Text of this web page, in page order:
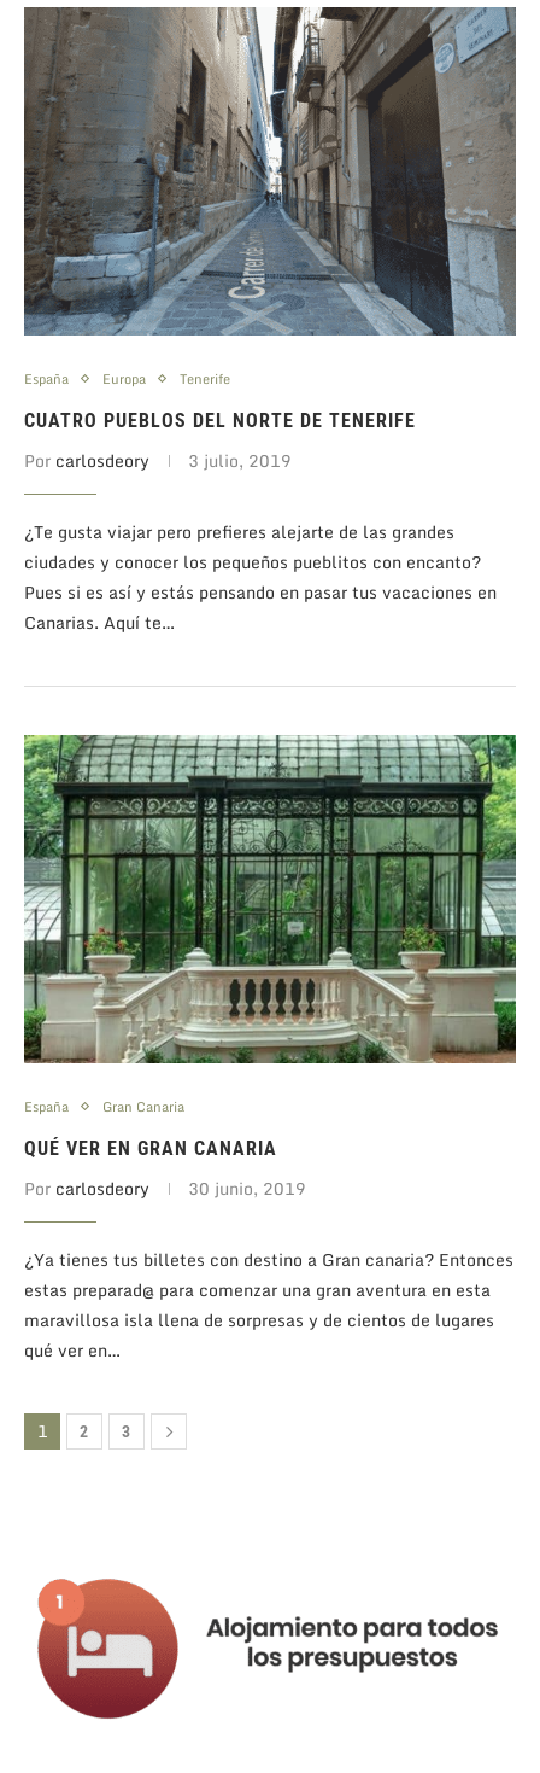
España Europa Tenerife
CUATRO PUEBLOS DEL NORTE DE TENERIFE
Por carlosdeory 3 julio, 2019
¿Te gusta viajar pero prefieres alejarte de las grandes
ciudades y conocer los pequeños pueblitos con encanto?
Pues si es así y estás pensando en pasar tus vacaciones en
Canarias. Aquí te…
España Gran Canaria
QUÉ VER EN GRAN CANARIA
Por carlosdeory 30 junio, 2019
¿Ya tienes tus billetes con destino a Gran canaria? Entonces
estas preparad@ para comenzar una gran aventura en esta
maravillosa isla llena de sorpresas y de cientos de lugares
qué ver en…
1 2 3